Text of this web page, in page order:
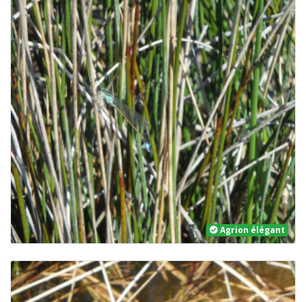
Agrion élégant